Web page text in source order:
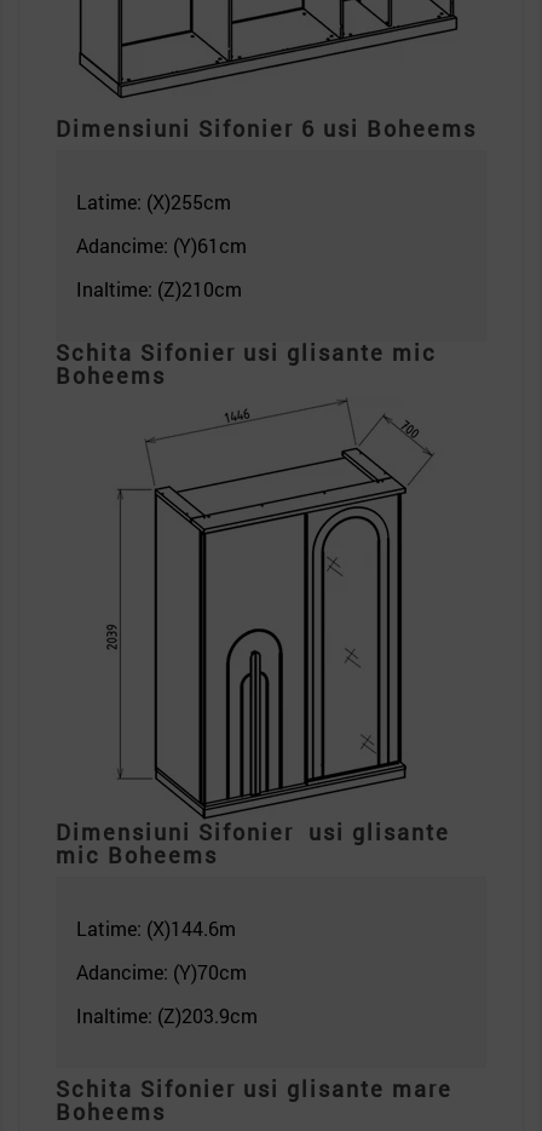
Dimensiuni Sifonier 6 usi Boheems
Latime: (X)255cm
Adancime: (Y)61cm
Inaltime: (Z)210cm
Schita Sifonier usi glisante mic
Boheems
Dimensiuni Sifonier usi glisante
mic Boheems
Latime: (X)144.6m
Adancime: (Y)70cm
Inaltime: (Z)203.9cm
Schita Sifonier usi glisante mare
Boheems